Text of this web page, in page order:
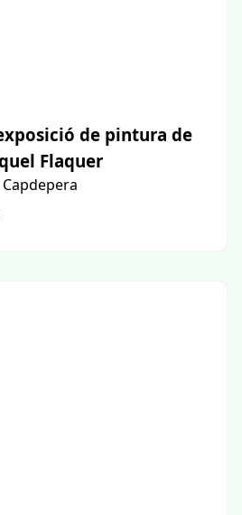
de pintura de
Flaquer
Capdepera